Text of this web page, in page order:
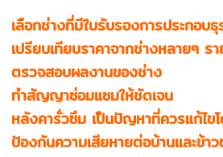
เลือกช่างที่มีใบรับรองการประกอบ
เปรียบเทียบราคาจากช่างหลายๆ ร
ตรวจสอบผลงานของช่าง
ทำสัญญาซ่อมแซมให้ชัดเจน
หลังคารั่วซึม เป็นปัญหาที่ควรแก้ไข
ป้องกันความเสียหายต่อบ้านและข้า